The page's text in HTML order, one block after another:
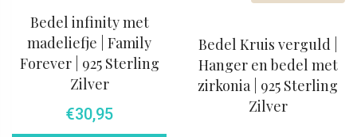
Bedel infinity met
madeliefje | Family
Forever | 925 Sterling
Zilver
€30,95
Bedel Kruis verguld |
Hanger en bedel met
zirkonia | 925 Sterling
Zilver